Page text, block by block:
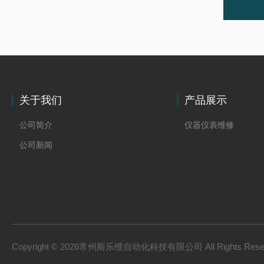
关于我们
公司简介
公司新闻
产品展示
仪器仪表维修
Copyright © 2026常州斯乐维自动化科技有限公司 All Rights